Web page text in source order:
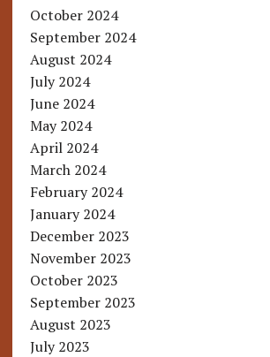
October 2024
September 2024
August 2024
July 2024
June 2024
May 2024
April 2024
March 2024
February 2024
January 2024
December 2023
November 2023
October 2023
September 2023
August 2023
July 2023